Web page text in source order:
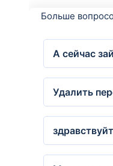
Больше
А сейчас
Удалить